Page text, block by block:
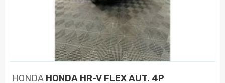
HONDA HONDA HR-V FLEX AUT. 4P